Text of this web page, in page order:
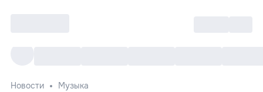
Новости Музыка